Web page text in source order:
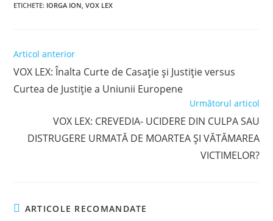
ETICHETE: IORGA ION, VOX LEX
Read
articles
Articol anterior
VOX LEX: Înalta Curte de Casație și Justiție versus
Curtea de Justiție a Uniunii Europene
Următorul articol
VOX LEX: CREVEDIA- UCIDERE DIN CULPA SAU
DISTRUGERE URMATĂ DE MOARTEA ȘI VĂTĂMAREA
VICTIMELOR?
ARTICOLE RECOMANDATE